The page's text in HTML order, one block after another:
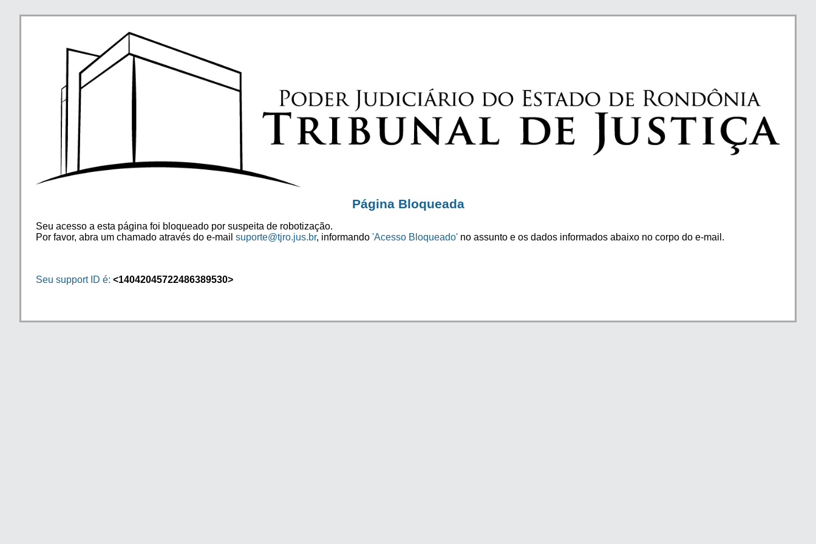
Página Bloqueada
Seu acesso a esta página foi bloqueado por suspeita de robotização.
Por favor, abra um chamado através do e-mail suporte@tjro.jus.br, informando 'Acesso Bloqueado' no assunto e os dados informados abaixo no corpo do e-mail.
Seu support ID é: <14042045722486389530>